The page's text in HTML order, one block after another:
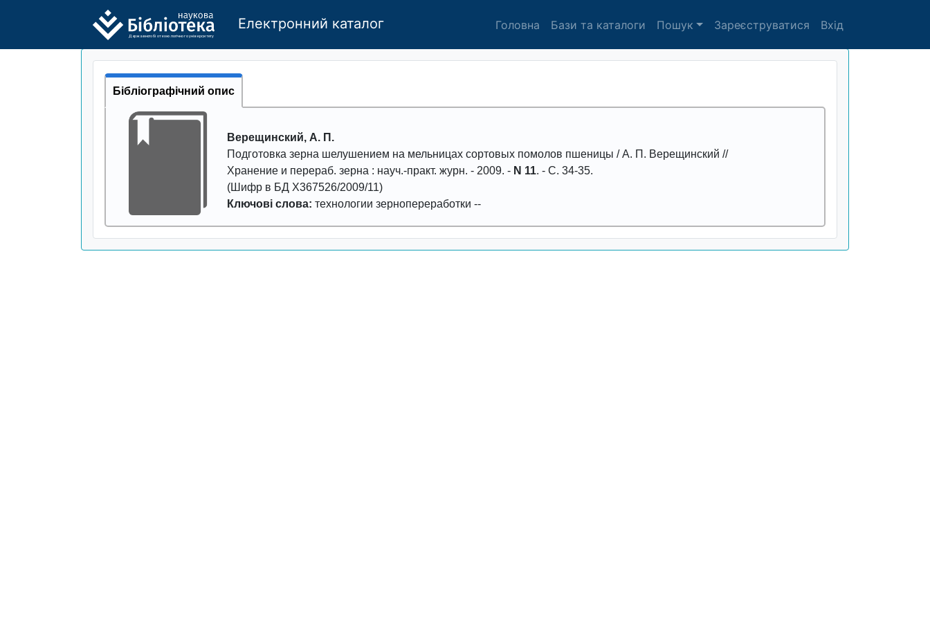
Державного бі отехно логічно го універси тету
Електронний каталог Головна Бази та каталоги Пошук Зареєструватися Вхід
Бібліографічний опис
Верещинский, А. П.
Подготовка зерна шелушением на мельницах сортовых помолов пшеницы / А. П. Верещинский //
Хранение и перераб. зерна : науч.-практ. журн. - 2009. - N 11. - С. 34-35.
(Шифр в БД Х367526/2009/11)
Ключові слова: технологии зернопереработки --